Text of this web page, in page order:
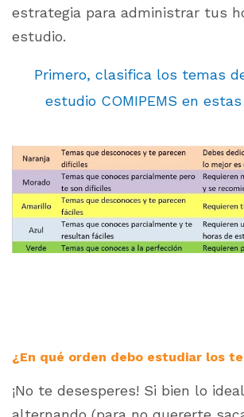
estrategia para administrar tus
estudio.
Primero, clasifica los temas
estudio COMIPEMS en
¿En qué orden debo estudiar los
¡No te desesperes! Si bien lo